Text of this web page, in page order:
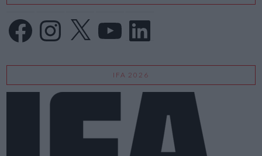
FacebookInstagram
X LinkedIn
IFA 2026